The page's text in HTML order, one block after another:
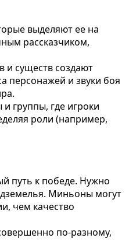
выделяют ее на
рассказчиком,
и существ создают
персонажей и звуки боя
группы, где игроки
роли (например,
путь к победе. Нужно
Миньоны могут
чем качество
по-разному,